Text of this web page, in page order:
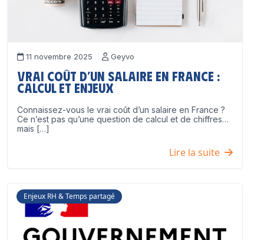
11 novembre 2025 Geyvo
Vrai coût d’un salaire en France :
calcul et enjeux
Connaissez-vous le vrai coût d’un salaire en France ?
Ce n’est pas qu’une question de calcul et de chiffres…
mais […]
Lire la suite
Enjeux RH & Temps partagé